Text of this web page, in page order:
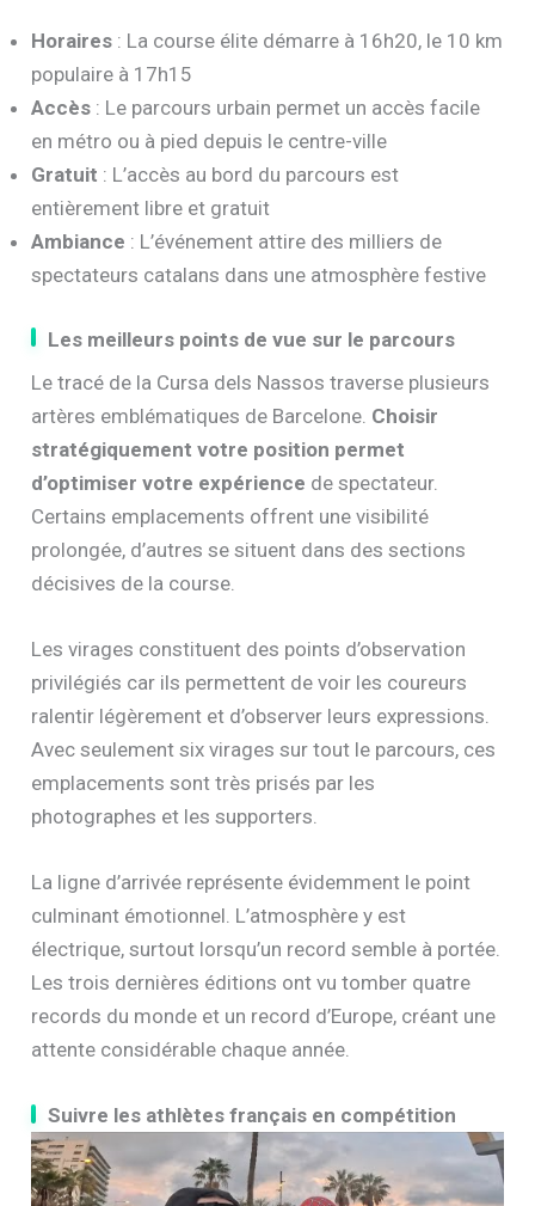
Horaires : La course élite démarre à 16h20, le 10 km
populaire à 17h15
Accès : Le parcours urbain permet un accès facile
en métro ou à pied depuis le centre-ville
Gratuit : L’accès au bord du parcours est
entièrement libre et gratuit
Ambiance : L’événement attire des milliers de
spectateurs catalans dans une atmosphère festive
Les meilleurs points de vue sur le parcours
Le tracé de la Cursa dels Nassos traverse plusieurs
artères emblématiques de Barcelone. Choisir
stratégiquement votre position permet
d’optimiser votre expérience de spectateur.
Certains emplacements offrent une visibilité
prolongée, d’autres se situent dans des sections
décisives de la course.
Les virages constituent des points d’observation
privilégiés car ils permettent de voir les coureurs
ralentir légèrement et d’observer leurs expressions.
Avec seulement six virages sur tout le parcours, ces
emplacements sont très prisés par les
photographes et les supporters.
La ligne d’arrivée représente évidemment le point
culminant émotionnel. L’atmosphère y est
électrique, surtout lorsqu’un record semble à portée.
Les trois dernières éditions ont vu tomber quatre
records du monde et un record d’Europe, créant une
attente considérable chaque année.
Suivre les athlètes français en compétition